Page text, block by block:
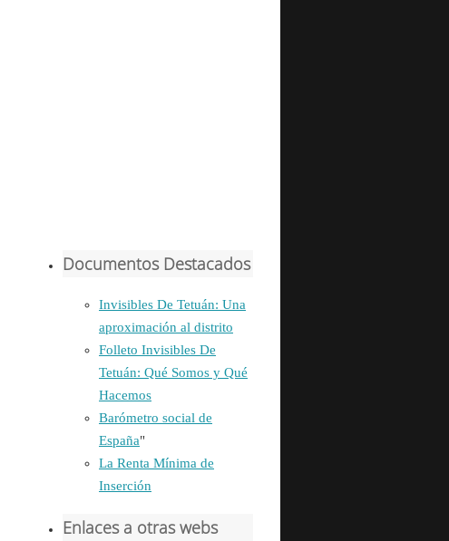
Documentos Destacados
Invisibles De Tetuán: Una
aproximación al distrito
Folleto Invisibles De
Tetuán: Qué Somos y Qué
Hacemos
Barómetro social de
España"
La Renta Mínima de
Inserción
Enlaces a otras webs